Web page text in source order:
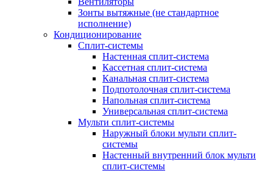
Зонты вытяжные (не стандартное
исполнение)
Кондиционирование
Сплит-системы
Настенная сплит-система
Кассетная сплит-система
Канальная сплит-система
Подпотолочная сплит-система
Напольная сплит-система
Универсальная сплит-система
Мульти сплит-системы
Наружный блоки мульти сплит-
системы
Настенный внутренний блок мульти
сплит-системы